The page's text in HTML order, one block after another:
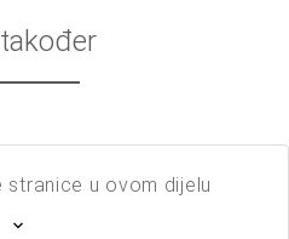
u ovom dijelu